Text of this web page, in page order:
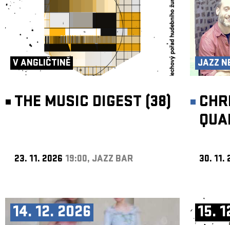
V ANGLIČTINĚ
THE MUSIC DIGEST (38)
23. 11. 2026 19:00, JAZZ BAR
JAZZ
30. 11.
14. 12. 2026 15.